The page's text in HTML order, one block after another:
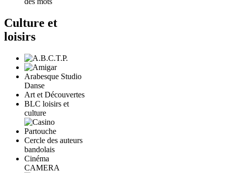
Culture et
loisirs
Arabesque Studio
Danse
Art et Découvertes
BLC loisirs et
culture
Cercle des auteurs
bandolais
Cinéma
CAMERA